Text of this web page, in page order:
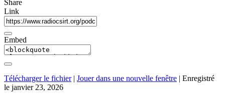
Share
Link
Embed
Télécharger le fichier| Jouer dans une nouvelle fenêtre | Enregistré
le janvier 23, 2026